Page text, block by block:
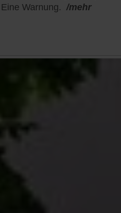
Warnung. /mehr